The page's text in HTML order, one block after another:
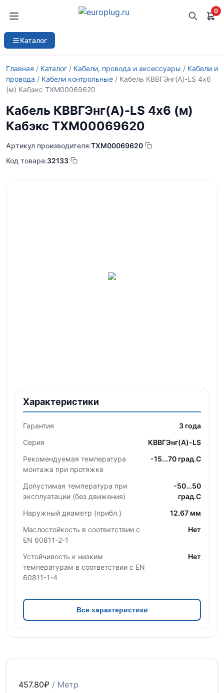
0
Каталог
Главная / Каталог / Кабели, провода и аксессуары / Кабели и
провода / Кабели контрольные / Кабель КВВГЭнг(А)-LS 4х6
(м) Кабэкс ТХМ00069620
Кабель КВВГЭнг(А)-LS 4х6 (м)
Кабэкс ТХМ00069620
Артикул производителя:ТХМ00069620
Код товара:32133
Характеристики
Гарантия
3 года
Серия
КВВГЭнг(А)-LS
Рекомендуемая температура
монтажа при протяжке
-15...70 град.C
Допустимая температура при
эксплуатации (без движения)
-50...50
град.C
Наружный диаметр (прибл.)
12.67 мм
Маслостойкость в соответствии с
EN 60811-2-1
Нет
Устойчивость к низким
температурам в соответствии с EN
60811-1-4
Нет
Все характеристики
457.80₽ / Метр